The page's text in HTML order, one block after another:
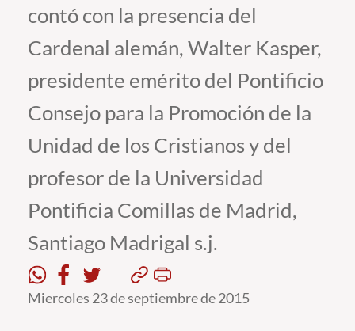
Pregrado
Postgrado
Formación Continua
Estudiantes
Académicos
Funcionarios
Alumni
English
contó con la presencia del
Cardenal alemán, Walter Kasper,
presidente emérito del Pontificio
Consejo para la Promoción de la
Unidad de los Cristianos y del
profesor de la Universidad
Pontificia Comillas de Madrid,
Santiago Madrigal s.j.
Miercoles 23 de septiembre de 2015